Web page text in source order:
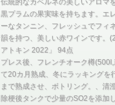
黒プラムの果実味を持ちます。エ
ーなタンニン、フレッシュでフィ
韻を持つ、美しい赤ワインです。
アトキン 2022」 94点
プレス後、フレンチオーク樽
て20カ月熟成、冬にラッキングを
まで熟成させ、ボトリング。、清
除梗後タンクで少量のSO2を添加